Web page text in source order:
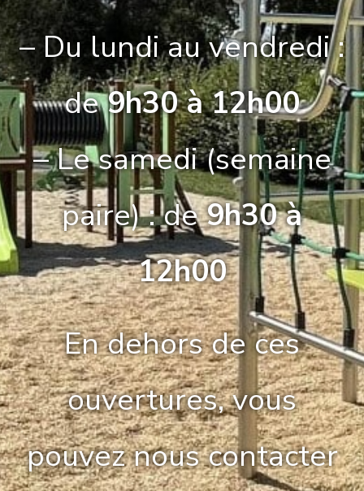
– Du lundi au vendredi :
de9h30 à 12h00
– Le samedi (semaine
paire) : de9h30 à
12h00
En dehors de ces
ouvertures, vous
pouvez nous contacter